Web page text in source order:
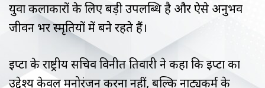
युवा कलाकारों के लिए बड़ी उपलब्धि है और ऐसे अनुभव
जीवन भर स्मृतियों में बने रहते हैं।
इप्टा के राष्ट्रीय सचिव विनीत तिवारी ने कहा कि इप्टा का
उद्देश्य केवल मनोरंजन करना नहीं, बल्कि नाट्यकर्म के